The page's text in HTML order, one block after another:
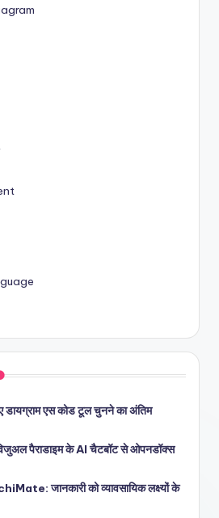
डायग्राम एस कोड टूल चुनने का अंतिम
पैराडाइम के AI चैटबॉट से ओपनडॉक्स
जानकारी को व्यावसायिक लक्ष्यों के